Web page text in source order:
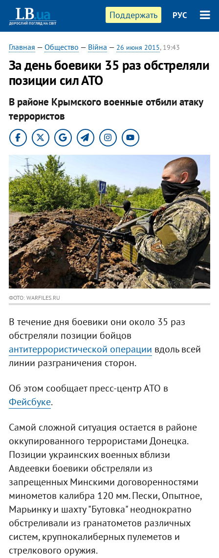
Поддержать РУС
Главная — Общество — Війна — 26 июня 2015, 19:43
За день боевики 35 раз обстреляли
позиции сил АТО
В районе Крымского военные отбили атаку
террористов
ФОТО: WARFILES.RU
В течение дня боевики они около 35 раз
обстреляли позиции бойцов
антитеррористической операции вдоль всей
линии разграничения сторон.
Об этом сообщает пресс-центр АТО в
Фейсбуке.
Самой сложной ситуация остается в районе
оккупированного террористами Донецка.
Позиции украинских военных вблизи
Авдеевки боевики обстреляли из
запрещенных Минскими договоренностями
минометов калибра 120 мм. Пески, Опытное,
Марьинку и шахту "Бутовка" неоднократно
обстреливали из гранатометов различных
систем, крупнокалиберных пулеметов и
стрелкового оружия.